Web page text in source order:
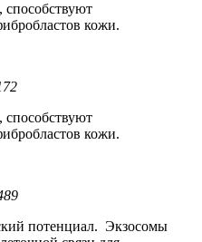
способствуют
кожи.
способствуют
кожи.
потенциал. Экзосомы